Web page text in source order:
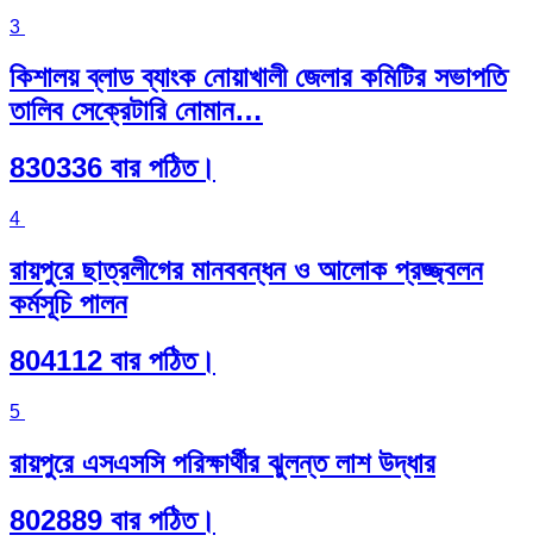
3
কিশালয় ব্লাড ব্যাংক নোয়াখালী জেলার কমিটির সভাপতি
তালিব সেক্রেটারি নোমান…
830336 বার পঠিত।
4
রায়পুরে ছাত্রলীগের মানববন্ধন ও আলোক প্রজ্জ্বলন
কর্মসূচি পালন
804112 বার পঠিত।
5
রায়পুরে এসএসসি পরিক্ষার্থীর ঝুলন্ত লাশ উদ্ধার
802889 বার পঠিত।